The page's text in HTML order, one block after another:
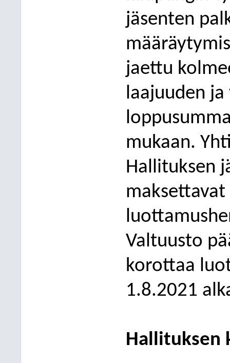
jäsenten
jaettu
laajuuden
mukaan.
Hallituksen
Valtuusto
korottaa
1.8.2021
Hallituksen